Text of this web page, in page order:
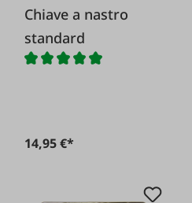
Chiave a nastro
standard
14,95 €*